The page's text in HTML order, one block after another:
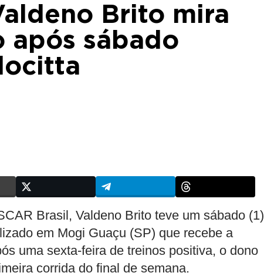
Brito mira
sábado
Brasil, Valdeno Brito teve um sábado (1)
em Mogi Guaçu (SP) que recebe a
uma sexta-feira de treinos positiva, o dono
corrida do final de semana.